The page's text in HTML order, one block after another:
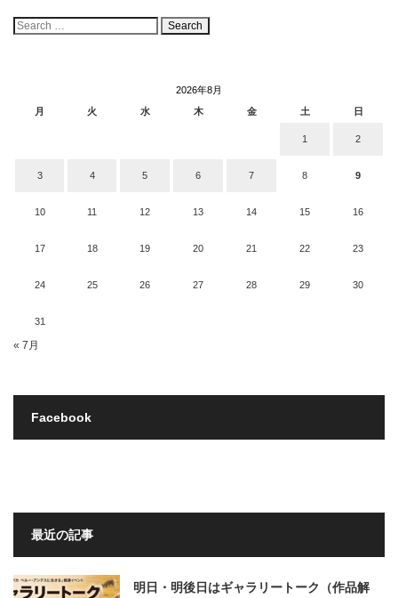
検
索:
2026年8月
月
火 水 木 金 土 日
1 2
3 4 5 6 7 8 9
10 11 12 13 14 15 16
17 18 19 20 21 22 23
24 25 26 27 28 29 30
31
« 7月
Facebook
最近の記事
明日・明後日はギャラリートーク（作品解